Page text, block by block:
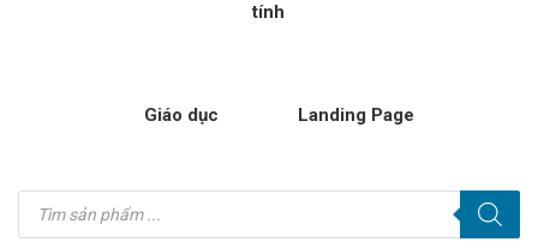
tính
Giáo dục Landing Page
Tìm
kiếm
sản